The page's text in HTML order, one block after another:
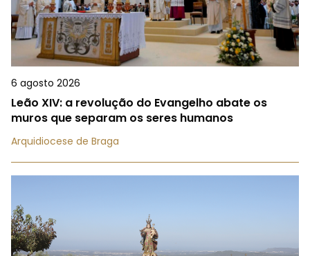
6 agosto 2026
Leão XIV: a revolução do Evangelho abate os
muros que separam os seres humanos
Arquidiocese de Braga